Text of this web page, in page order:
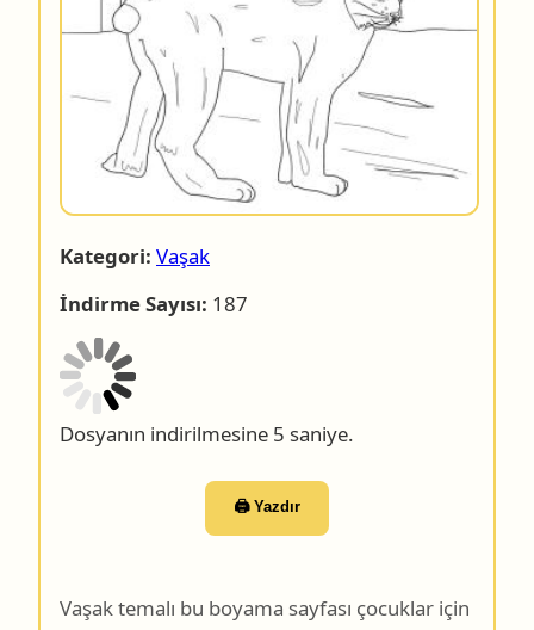
Kategori: Vaşak
İndirme Sayısı: 187
Dosyanın indirilmesine 4 saniye.
etkinlik sunar. Ücretsiz olarak indirip